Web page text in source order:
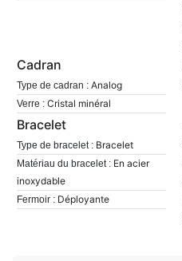
Cadran
Type de cadran : Analog
Verre : Cristal minéral
Bracelet
Type de bracelet : Bracelet
Matériau du bracelet : En acier
inoxydable
Fermoir : Déployante